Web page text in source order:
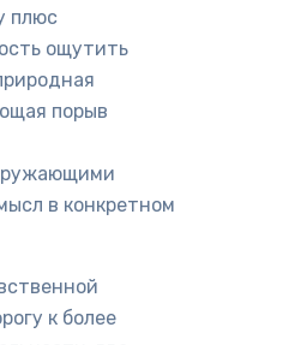
плюс
ощутить
порыв
в конкретном
к более